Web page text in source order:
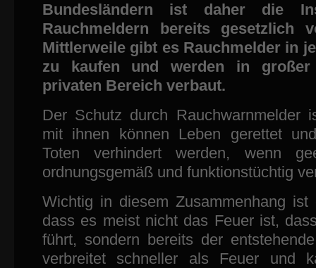
Bundesländern ist daher die
Rauchmeldern bereits gesetzlich
Mittlerweile gibt es Rauchmelder in
zu kaufen und werden in großer
privaten Bereich verbaut.
Der Schutz durch Rauchwarnmelder
mit ihnen können Leben gerettet
Toten verhindert werden, wenn
ordnungsgemäß und funktionstüchtig
Wichtig in diesem Zusammenhang ist
dass es meist nicht das Feuer ist,
führt, sondern bereits der
verbreitet schneller als Feuer und